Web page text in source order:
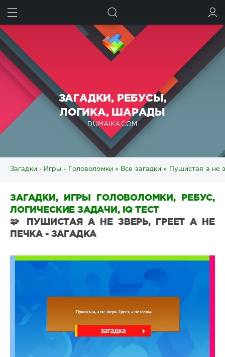
ЗАГАДКИ, РЕБУСЫ,
ЛОГИКА, ШАРАДЫ
DUMAIKA.COM
Загадки - Игры - Головоломки » Все загадки » Пушистая а не
ЗАГАДКИ, ИГРЫ ГОЛОВОЛОМКИ, РЕБУС,
ЛОГИЧЕСКИЕ ЗАДАЧИ, IQ ТЕСТ
🧩 ПУШИСТАЯ А НЕ ЗВЕРЬ, ГРЕЕТ А НЕ
ПЕЧКА - ЗАГАДКА